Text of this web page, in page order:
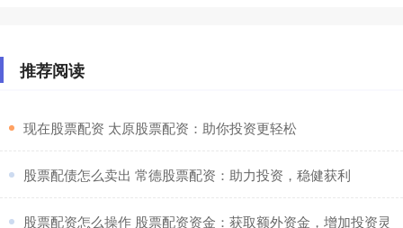
推荐阅读
​现在股票配资 太原股票配资：助你投资更轻松
​股票配债怎么卖出 常德股票配资：助力投资，稳健获利
​股票配资怎么操作 股票配资资金：获取额外资金，增加投资灵